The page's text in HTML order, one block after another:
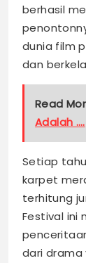
berhasil
dunia film
dan
Read
Adalah ….
Setiap
karpet
terhitung
Festival ini
dari drama